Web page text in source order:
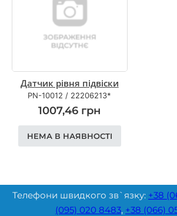
Датчик рівня підвіски
PN-10012 / 22206213*
1007,46 грн
НЕМА В НАЯВНОСТІ
Телефони швидкого зв`язку: +38
(095) 020 8483, +38 (066)